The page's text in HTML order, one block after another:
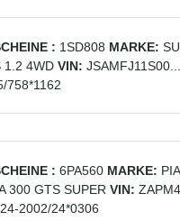
: 1SD808 MARKE:
1.2 4WD VIN:
758*1162
: 6PA560 MARKE:
300 GTS SUPER VIN:
2002/24*0306